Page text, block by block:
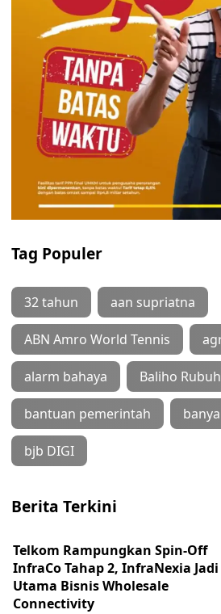
Tag Populer
32 tahun aan supriatna
ABN Amro World Tennis
alarm bahaya Baliho Rubuh
bantuan pemerintah
bjb DIGI
Berita Terkini
Telkom Rampungkan Spin-Off
InfraCo Tahap 2, InfraNexia
Utama Bisnis Wholesale
Connectivity